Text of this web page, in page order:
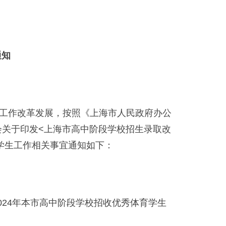
改革发展，按照《上海市人民政府办公
于印发<上海市高中阶段学校招生录取改
工作相关事宜通知如下：
年本市高中阶段学校招收优秀体育学生